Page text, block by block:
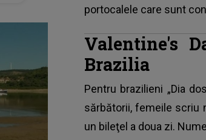
portocalele care sunt
Valentine's
Brazilia
Pentru brazilieni „Dia
sărbătorii, femeile scriu
un bileţel a doua zi.